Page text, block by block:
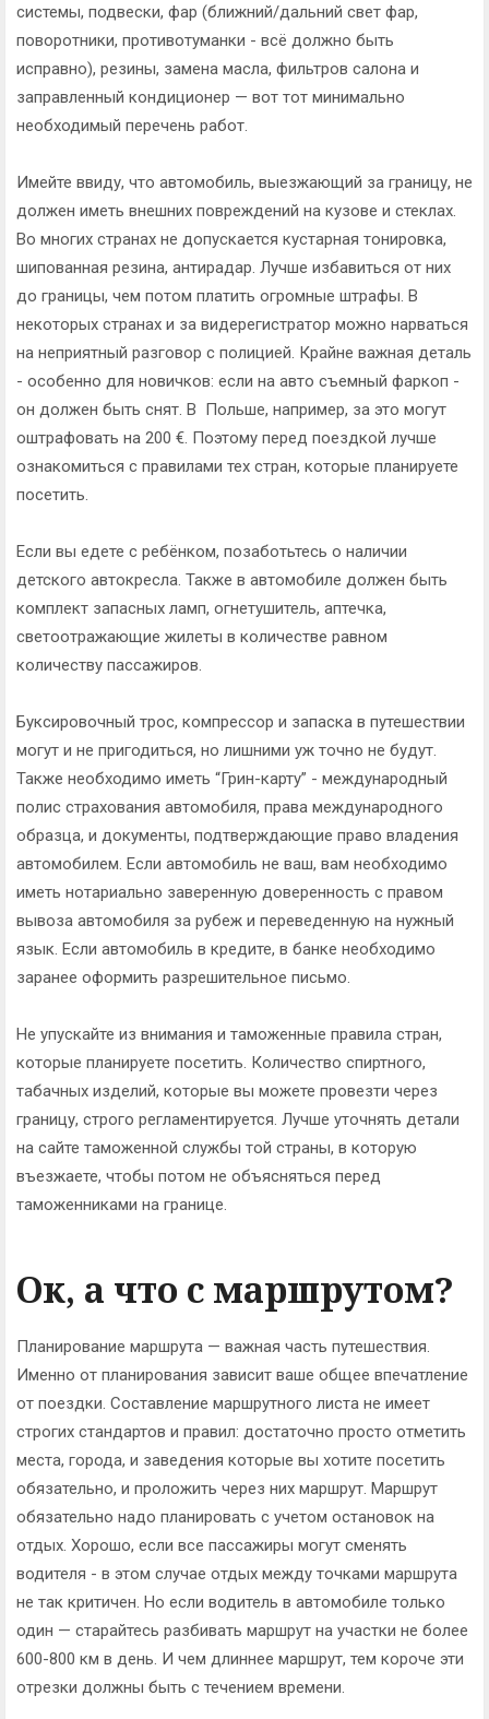
системы, подвески, фар (ближний/дальний свет фар,
поворотники, противотуманки - всё должно быть
исправно), резины, замена масла, фильтров салона и
заправленный кондиционер — вот тот минимально
необходимый перечень работ.
Имейте ввиду, что автомобиль, выезжающий за границу, не
должен иметь внешних повреждений на кузове и стеклах.
Во многих странах не допускается кустарная тонировка,
шипованная резина, антирадар. Лучше избавиться от них
до границы, чем потом платить огромные штрафы. В
некоторых странах и за видерегистратор можно нарваться
на неприятный разговор с полицией. Крайне важная деталь
- особенно для новичков: если на авто съемный фаркоп -
он должен быть снят. В Польше, например, за это могут
оштрафовать на 200 €. Поэтому перед поездкой лучше
ознакомиться с правилами тех стран, которые планируете
посетить.
Если вы едете с ребёнком, позаботьтесь о наличии
детского автокресла. Также в автомобиле должен быть
комплект запасных ламп, огнетушитель, аптечка,
светоотражающие жилеты в количестве равном
количеству пассажиров.
Буксировочный трос, компрессор и запаска в путешествии
могут и не пригодиться, но лишними уж точно не будут.
Также необходимо иметь “Грин-карту” - международный
полис страхования автомобиля, права международного
образца, и документы, подтверждающие право владения
автомобилем. Если автомобиль не ваш, вам необходимо
иметь нотариально заверенную доверенность с правом
вывоза автомобиля за рубеж и переведенную на нужный
язык. Если автомобиль в кредите, в банке необходимо
заранее оформить разрешительное письмо.
Не упускайте из внимания и таможенные правила стран,
которые планируете посетить. Количество спиртного,
табачных изделий, которые вы можете провезти через
границу, строго регламентируется. Лучше уточнять детали
на сайте таможенной службы той страны, в которую
въезжаете, чтобы потом не объясняться перед
таможенниками на границе.
Ок, а что с маршрутом?
Планирование маршрута — важная часть путешествия.
Именно от планирования зависит ваше общее впечатление
от поездки. Составление маршрутного листа не имеет
строгих стандартов и правил: достаточно просто отметить
места, города, и заведения которые вы хотите посетить
обязательно, и проложить через них маршрут. Маршрут
обязательно надо планировать с учетом остановок на
отдых. Хорошо, если все пассажиры могут сменять
водителя - в этом случае отдых между точками маршрута
не так критичен. Но если водитель в автомобиле только
один — старайтесь разбивать маршрут на участки не более
600-800 км в день. И чем длиннее маршрут, тем короче эти
отрезки должны быть с течением времени.